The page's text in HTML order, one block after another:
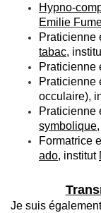
Hypno-
Emilie
Praticienne
tabac,
Praticienne
Praticienne
occulaire),
Praticienne
symbolique,
Formatrice
ado, institut
Je suis